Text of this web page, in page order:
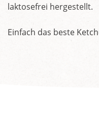
laktosefrei hergestellt.
Einfach das beste